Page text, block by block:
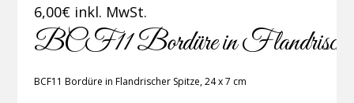
6,00€ inkl. MwSt.
BCF11 Bordüre in
BCF11 Bordüre in Flandrischer Spitze, 24 x 7 cm